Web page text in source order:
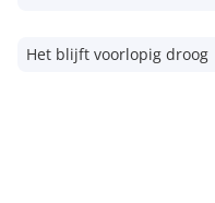
Het blijft voorlopig droog